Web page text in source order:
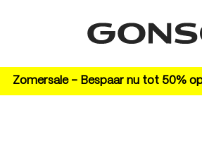
Zomersale – Bespaar nu tot 50%